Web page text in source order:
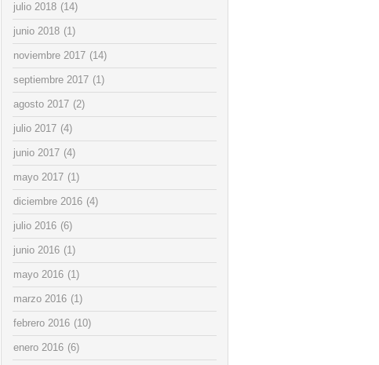
julio 2018 (14)
junio 2018 (1)
noviembre 2017 (14)
septiembre 2017 (1)
agosto 2017 (2)
julio 2017 (4)
junio 2017 (4)
mayo 2017 (1)
diciembre 2016 (4)
julio 2016 (6)
junio 2016 (1)
mayo 2016 (1)
marzo 2016 (1)
febrero 2016 (10)
enero 2016 (6)